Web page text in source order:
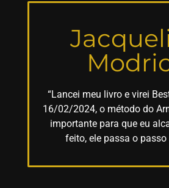
“Lancei meu livro e virei
16/02/2024, o método do
importante para que eu
feito, ele passa o passo